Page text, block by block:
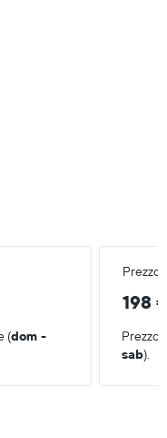
Prezzo
198
(dom -
Prezzo
sab).